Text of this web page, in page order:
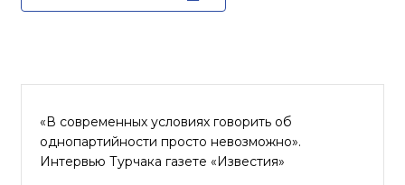
«В современных условиях говорить об
однопартийности просто невозможно».
Интервью Турчака газете «Известия»